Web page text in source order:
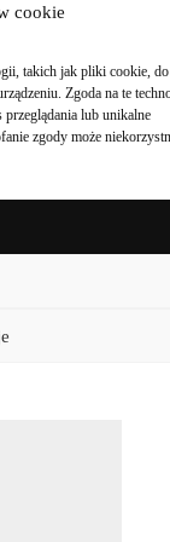
cookie
takich jak pliki cookie, do
Zgoda na te
przeglądania lub unikalne
zgody może